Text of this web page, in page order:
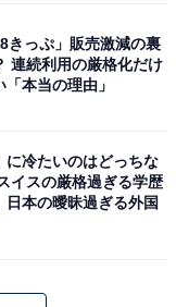
きっぷ」販売激減の裏
連続利用の厳格化だけ
「本当の理由」
に冷たいのはどっちな
イスの厳格過ぎる学歴
日本の曖昧過ぎる外国